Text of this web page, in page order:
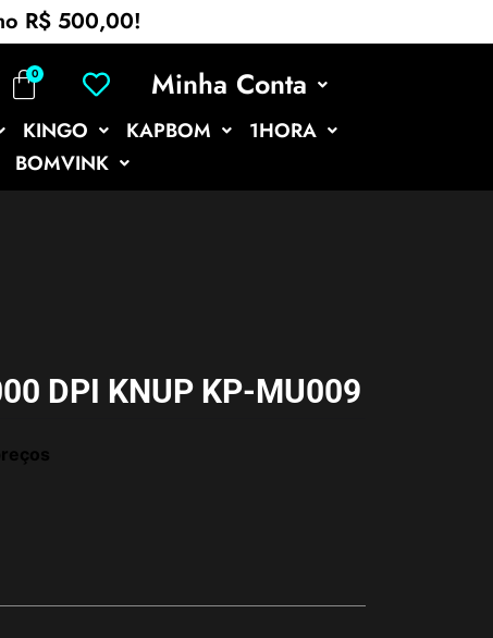
R$ 500,00!
Minha Conta
KINGO KAPBOM
1HORA
BOMVINK
DPI KNUP KP-MU009